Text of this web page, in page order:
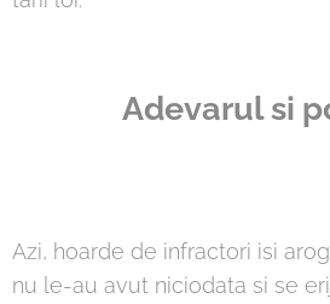
Adevarul si
Azi, hoarde de infractori isi
nu le-au avut niciodata si se